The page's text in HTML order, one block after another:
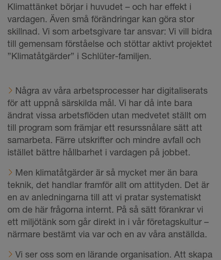
Klimattänket börjar i huvudet – och har effekt i
vardagen. Även små förändringar kan göra stor
skillnad. Vi som arbetsgivare tar ansvar: Vi vill bidra
till gemensam förståelse och stöttar aktivt projektet
”Klimatåtgärder” i Schlüter-familjen.
Några av våra arbetsprocesser har digitaliserats
för att uppnå särskilda mål. Vi har då inte bara
ändrat vissa arbetsflöden utan medvetet ställt om
till program som främjar ett resurssnålare sätt att
samarbeta. Färre utskrifter och mindre avfall och
istället bättre hållbarhet i vardagen på jobbet.
Men klimatåtgärder är så mycket mer än bara
teknik, det handlar framför allt om attityden. Det är
en av anledningarna till att vi pratar systematiskt
om de här frågorna internt. På så sätt förankrar vi
ett miljötänk som går direkt in i vår företagskultur –
närmare bestämt via var och en av våra anställda.
Vi ser oss som en lärande organisation. Att skapa